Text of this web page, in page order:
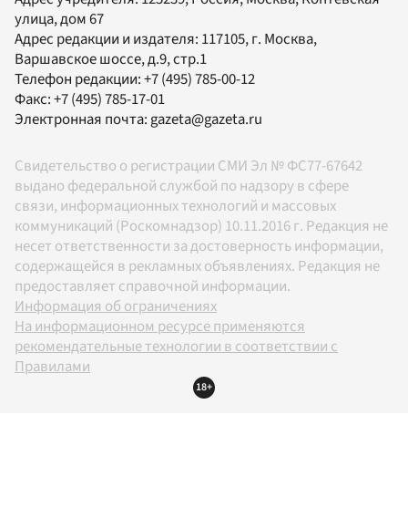
улица, дом 67
Адрес редакции и издателя: 117105, г. Москва,
Варшавское шоссе, д.9, стр.1
Телефон редакции:+7 (495) 785-00-12
Факс:+7 (495) 785-17-01
Электронная почта:gazeta@gazeta.ru
Свидетельство о регистрации СМИ Эл № ФС77-67642
выдано федеральной службой по надзору в сфере
связи, информационных технологий и массовых
коммуникаций (Роскомнадзор) 10.11.2016 г. Редакция не
несет ответственности за достоверность информации,
содержащейся в рекламных объявлениях. Редакция не
предоставляет справочной информации.
Информация об ограничениях
На информационном ресурсе применяются
рекомендательные технологии в соответствии с
Правилами
18+